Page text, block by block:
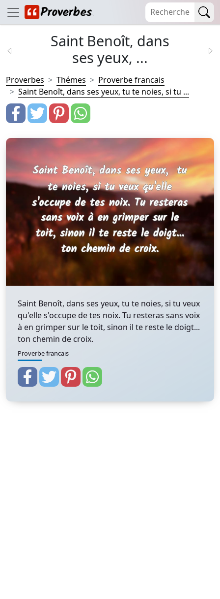
Saint Benoît, dans
ses yeux, ...
Proverbes Thémes
Proverbe francais
Saint Benoît, dans ses yeux, tu te noies, si tu ...
Saint Benoît, dans ses yeux, tu te noies, si tu veux
qu'elle s'occupe de tes noix. Tu resteras sans voix
à en grimper sur le toit, sinon il te reste le doigt...
ton chemin de croix.
Proverbe francais